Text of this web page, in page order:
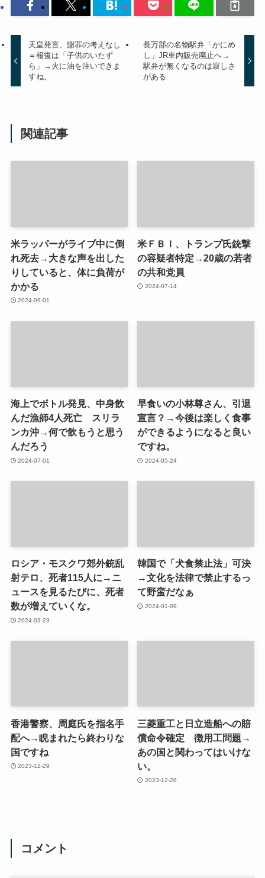
天皇発言、謝罪の考えなし
＝報復は「子供のいたず
ら」→火に油を注いできま
すね。
長万部の名物駅弁「かにめ
し」JR車内販売廃止へ→
駅弁が無くなるのは寂しさ
がある
関連記事
米ラッパーがライブ中に倒
れ死去→大きな声を出した
りしていると、体に負荷が
かかる
2024-09-01
米ＦＢＩ、トランプ氏銃撃
の容疑者特定→20歳の若者
の共和党員
2024-07-14
海上でボトル発見、中身飲
んだ漁師4人死亡 スリラ
ンカ沖→何で飲もうと思う
んだろう
2024-07-01
早食いの小林尊さん、引退
宣言？→今後は楽しく食事
ができるようになると良い
ですね。
2024-05-24
ロシア・モスクワ郊外銃乱
射テロ、死者115人に→ニ
ュースを見るたびに、死者
数が増えていくな。
2024-03-23
韓国で「犬食禁止法」可決
→文化を法律で禁止するっ
て野蛮だなぁ
2024-01-09
香港警察、周庭氏を指名手
配へ→睨まれたら終わりな
国ですね
2023-12-29
三菱重工と日立造船への賠
償命令確定 徴用工問題→
あの国と関わってはいけな
い。
2023-12-28
コメント